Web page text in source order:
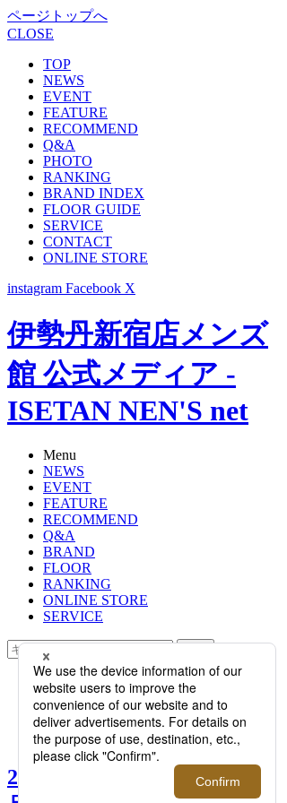
ページトップへ
CLOSE
TOP
NEWS
EVENT
FEATURE
RECOMMEND
Q&A
PHOTO
RANKING
BRAND INDEX
FLOOR GUIDE
SERVICE
CONTACT
ONLINE STORE
instagram Facebook X
伊勢丹新宿店メンズ
館 公式メディア -
ISETAN NEN'S net
Menu
NEWS
EVENT
FEATURE
RECOMMEND
Q&A
BRAND
FLOOR
RANKING
ONLINE STORE
SERVICE
TOP
PHOTO
2021年も大活躍の予感！上品なのに
楽ちん「サイドゴアブーツ」
2021年も大活躍の予感！上